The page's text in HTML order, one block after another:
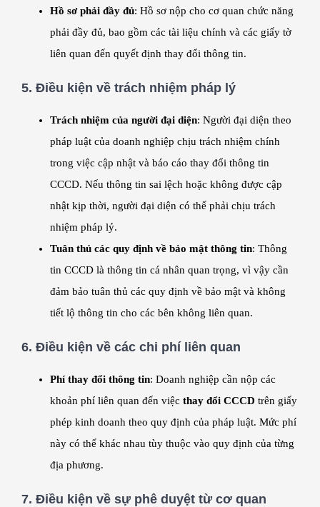
Hồ sơ phải đầy đủ: Hồ sơ nộp cho cơ quan chức năng
phải đầy đủ, bao gồm các tài liệu chính và các giấy tờ
liên quan đến quyết định thay đổi thông tin.
5. Điều kiện về trách nhiệm pháp lý
Trách nhiệm của người đại diện: Người đại diện theo
pháp luật của doanh nghiệp chịu trách nhiệm chính
trong việc cập nhật và báo cáo thay đổi thông tin
CCCD. Nếu thông tin sai lệch hoặc không được cập
nhật kịp thời, người đại diện có thể phải chịu trách
nhiệm pháp lý.
Tuân thủ các quy định về bảo mật thông tin: Thông
tin CCCD là thông tin cá nhân quan trọng, vì vậy cần
đảm bảo tuân thủ các quy định về bảo mật và không
tiết lộ thông tin cho các bên không liên quan.
6. Điều kiện về các chi phí liên quan
Phí thay đổi thông tin: Doanh nghiệp cần nộp các
khoản phí liên quan đến việc thay đổi CCCD trên giấy
phép kinh doanh theo quy định của pháp luật. Mức phí
này có thể khác nhau tùy thuộc vào quy định của từng
địa phương.
7. Điều kiện về sự phê duyệt từ cơ quan